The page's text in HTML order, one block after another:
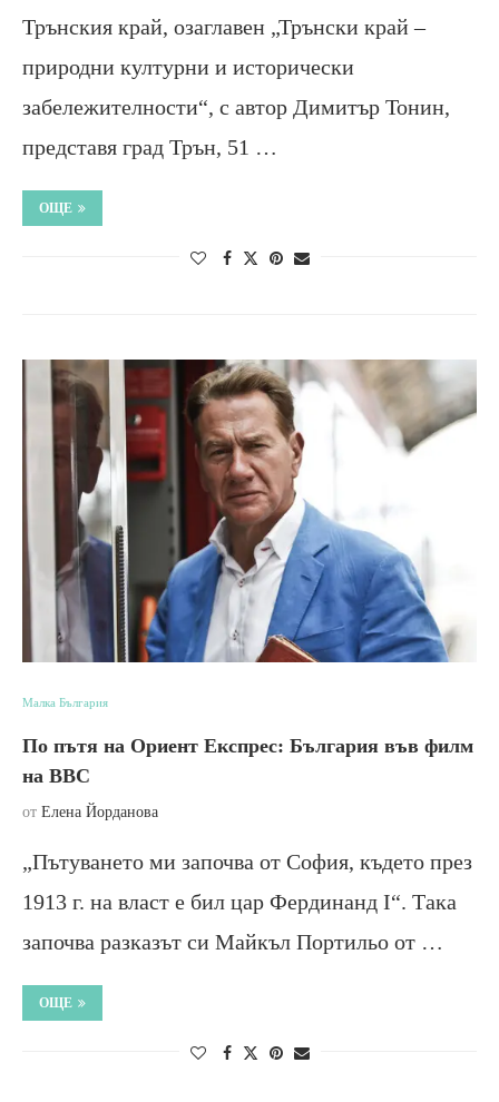
Трънския край, озаглавен „Трънски край –
природни културни и исторически
забележителности“, с автор Димитър Тонин,
представя град Трън, 51 …
ОЩЕ
Малка България
По пътя на Ориент Експрес: България във филм
на BBC
от Елена Йорданова
„Пътуването ми започва от София, където през
1913 г. на власт е бил цар Фердинанд І“. Така
започва разказът си Майкъл Портильо от …
ОЩЕ